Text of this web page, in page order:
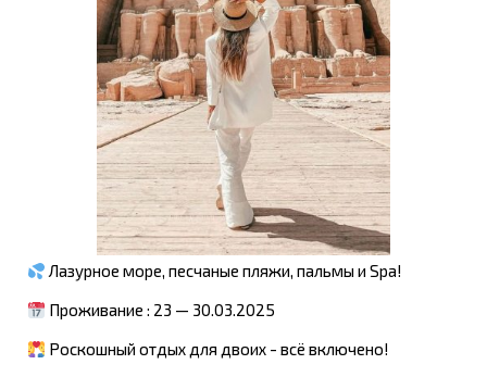
Лазурное море, песчаные пляжи, пальмы и Spa!
Проживание : 23 — 30.03.2025
Роскошный отдых для двоих - всё включено!